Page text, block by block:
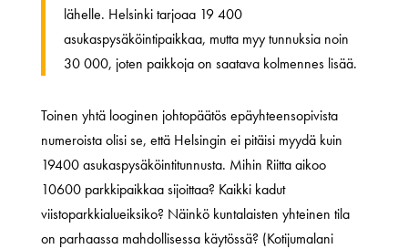
lähelle. Helsinki tarjoaa 19 400
asukaspysäköintipaikkaa, mutta myy tunnuksia noin
30 000, joten paikkoja on saatava kolmennes lisää.
Toinen yhtä looginen johtopäätös epäyhteensopivista
numeroista olisi se, että Helsingin ei pitäisi myydä kuin
19400 asukaspysäköintitunnusta. Mihin Riitta aikoo
10600 parkkipaikkaa sijoittaa? Kaikki kadut
viistoparkkialueiksiko? Näinkö kuntalaisten yhteinen tila
on parhaassa mahdollisessa käytössä? (Kotijumalani